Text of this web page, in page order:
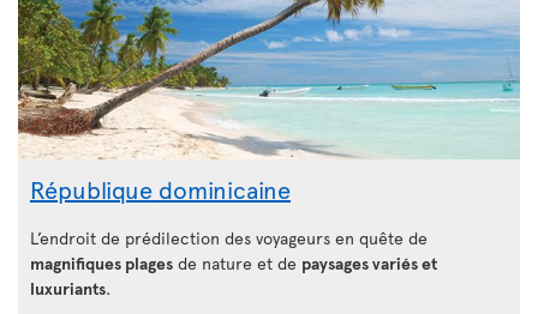
République dominicaine
L’endroit de prédilection des voyageurs en quête de
magnifiques plages de nature et de paysages variés et
luxuriants.